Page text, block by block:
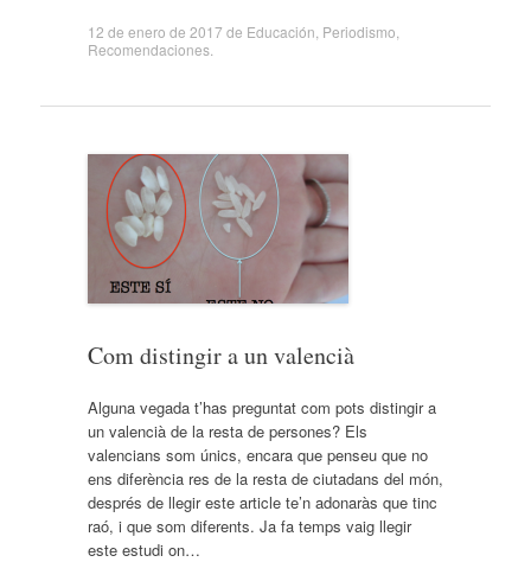
12 de enero de 2017 de Educación Periodismo
Recomendaciones.
Com distingir a un valencià
Alguna vegada t’has preguntat com pots distingir a
un valencià de la resta de persones? Els
valencians som únics, encara que penseu que no
ens diferència res de la resta de ciutadans del món,
després de llegir este article te’n adonaràs que tinc
raó, i que som diferents. Ja fa temps vaig llegir
este estudi on…